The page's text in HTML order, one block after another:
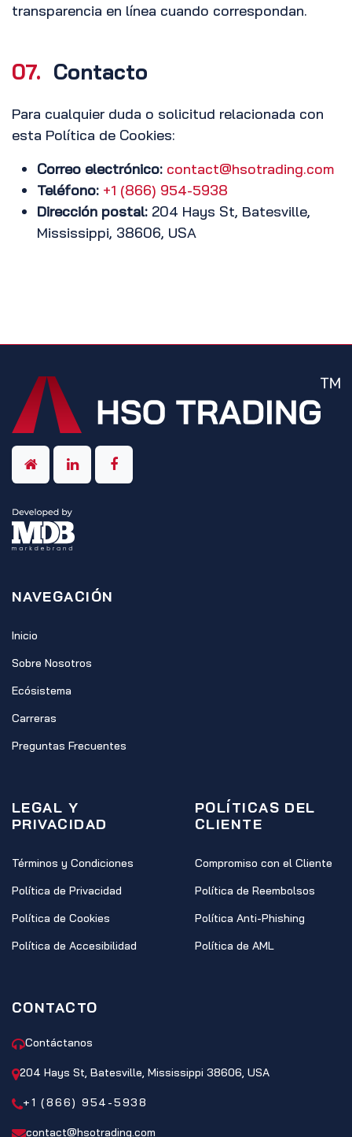
transparencia en línea cuando correspondan.
07. Contacto
Para cualquier duda o solicitud relacionada con
esta Política de Cookies:
Correo electrónico: contact@hsotrading.com
Teléfono: +1 (866) 954-5938
Dirección postal: 204 Hays St, Batesville,
Mississippi, 38606, USA
NAVEGACIÓN
Inicio
Sobre Nosotros
Ecósistema
Carreras
Preguntas Frecuentes
LEGAL Y
PRIVACIDAD
Términos y Condiciones
Política de Privacidad
Política de Cookies
Política de Accesibilidad
POLÍTICAS DEL
CLIENTE
Compromiso con el Cliente
Política de Reembolsos
Política Anti-Phishing
Política de AML
CONTACTO
Contáctanos
204 Hays St, Batesville, Mississippi 38606, USA
+1 (866) 954-5938
contact@hsotrading.com